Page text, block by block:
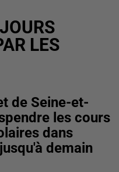
LES
de Seine-et-
les cours
dans
demain